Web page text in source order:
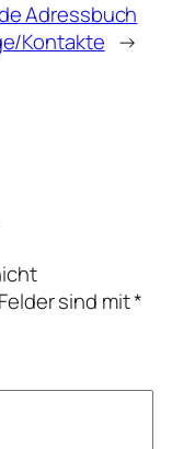
Adressbuch
Kontakte →
sind mit*